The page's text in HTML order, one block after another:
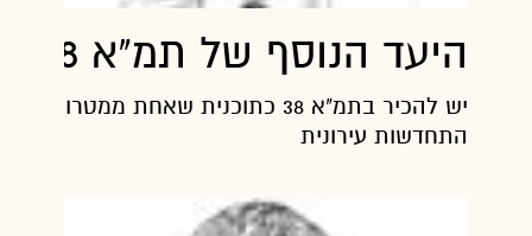
היעד הנוסף של תמ"א 38
יש להכיר בתמ"א 38 כתוכנית שאחת
התחדשות עירונית